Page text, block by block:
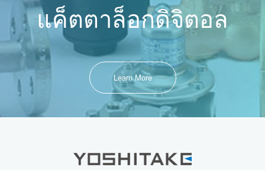
แค็ตตาล็อกดิจิตอล
Learn More